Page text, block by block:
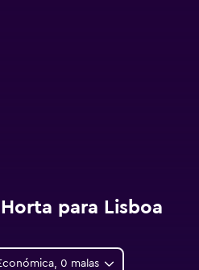
para Lisboa
0 malas